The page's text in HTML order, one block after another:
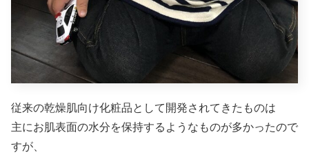
従来の乾燥肌向け化粧品として開発されてきたものは
主にお肌表面の水分を保持するようなものが多かったので
すが、